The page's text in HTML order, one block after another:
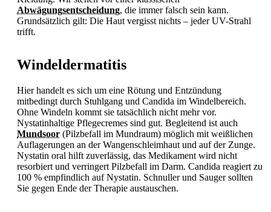
Abwägungsentscheidung, die immer falsch sein kann.
Grundsätzlich gilt: Die Haut vergisst nichts – jeder UV-Strahl
trifft.
Windeldermatitis
Hier handelt es sich um eine Rötung und Entzündung
mitbedingt durch Stuhlgang und Candida im Windelbereich.
Ohne Windeln kommt sie tatsächlich nicht mehr vor.
Nystatinhaltige Pflegecremes sind gut. Begleitend ist auch
Mundsoor (Pilzbefall im Mundraum) möglich mit weißlichen
Auflagerungen an der Wangenschleimhaut und auf der Zunge.
Nystatin oral hilft zuverlässig, das Medikament wird nicht
resorbiert und verringert Pilzbefall im Darm. Candida reagiert zu
100 % empfindlich auf Nystatin. Schnuller und Sauger sollten
Sie gegen Ende der Therapie austauschen.